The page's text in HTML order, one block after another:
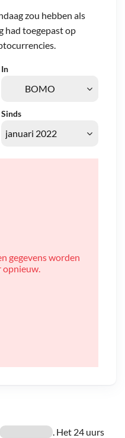
. Het 24 uurs
zou hebben als
had toegepast op
In
Sinds
gegevens worden
opnieuw.